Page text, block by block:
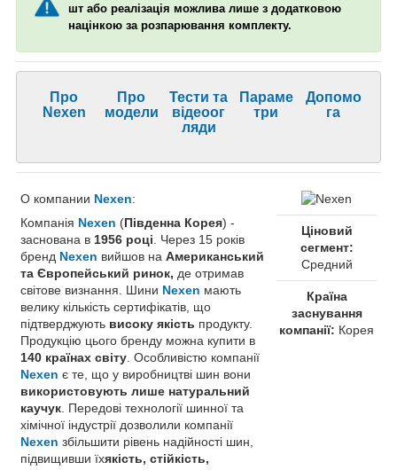
шт або реалізація можлива лише з додатковою
націнкою за розпарювання комплекту.
Про
Nexen
Про
модели
Тести та
відеоог
ляди
Параме
три
Допомо
га
О компании Nexen:
Компанія Nexen (Південна Корея) -
заснована в 1956 році . Через 15 років
бренд Nexen вийшов на Американський
та Європейський ринок, де отримав
світове визнання. Шини Nexen мають
велику кількість сертифікатів, що
підтверджують високу якість продукту.
Продукцію цього бренду можна купити в
140 країнах світу . Особливістю компанії
Nexen є те, що у виробництві шин вони
використовують лише натуральний
каучук . Передові технології шинної та
хімічної індустрії дозволили компанії
Nexen збільшити рівень надійності шин,
підвищивши їхякість, стійкість,
Ціновий
сегмент:
Средний
Країна
заснування
компанії: Корея